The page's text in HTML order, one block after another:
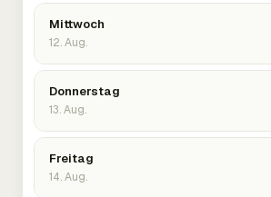
Mittwoch
12. Aug.
Donnerstag
13. Aug.
Freitag
14. Aug.